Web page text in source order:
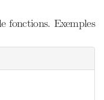
fonctions. Exemples